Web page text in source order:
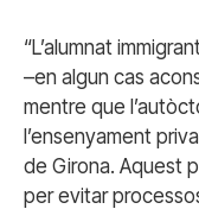
“L’alumnat
–en algun cas
mentre que
l’ensenyament
de Girona. Aquest
per evitar